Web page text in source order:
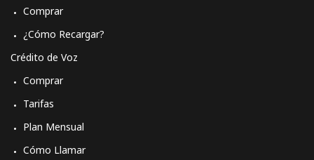
Comprar
¿Cómo Recargar?
Crédito de Voz
Comprar
Tarifas
Plan Mensual
Cómo Llamar